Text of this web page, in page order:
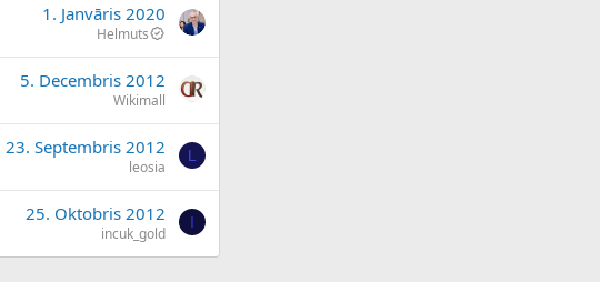
1. Janvāris 2020
Helmuts
5. Decembris 2012
Wikimall
23. Septembris 2012
leosia
L
25. Oktobris 2012
incuk_gold
I